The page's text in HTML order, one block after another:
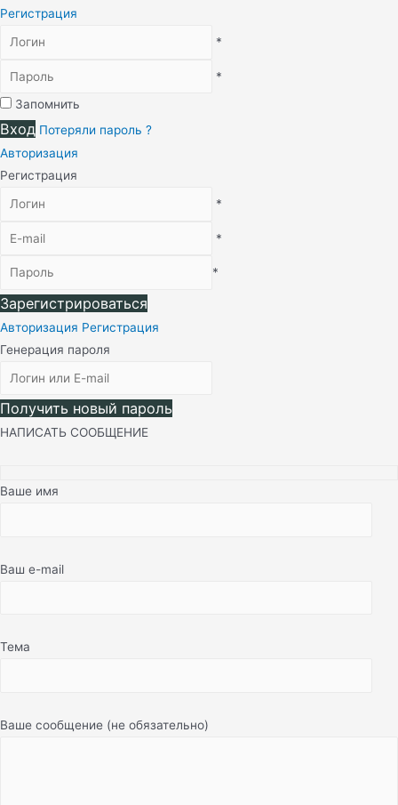
Регистрация
*
*
Запомнить
Вход Потеряли пароль ?
Авторизация
Регистрация
*
*
*
Зарегистрироваться
Авторизация Регистрация
Генерация пароля
Получить новый пароль
НАПИСАТЬ СООБЩЕНИЕ
Ваше имя
Ваш e-mail
Тема
Ваше сообщение (не обязательно)